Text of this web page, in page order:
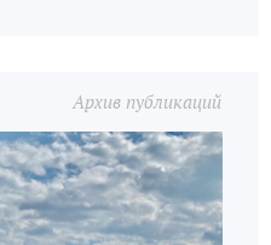
Архив публикаций